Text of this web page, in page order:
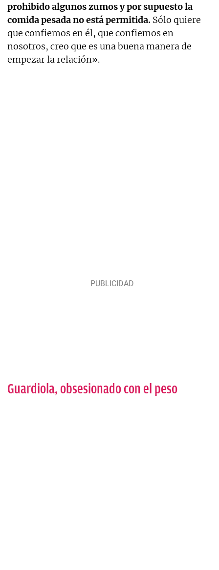
prohibido algunos zumos y por supuesto la
comida pesada no está permitida. Sólo quiere
que confiemos en él, que confiemos en
nosotros, creo que es una buena manera de
empezar la relación».
Guardiola, obsesionado con el peso